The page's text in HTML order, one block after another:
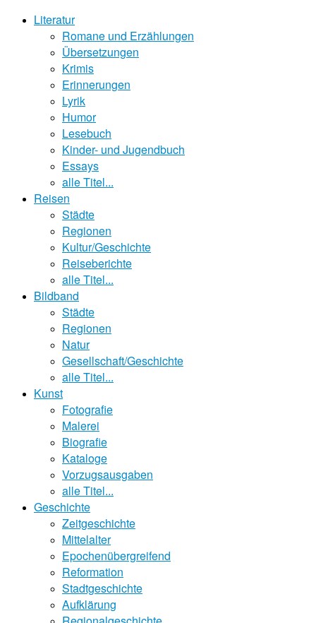
Literatur
Romane und Erzählungen
Übersetzungen
Krimis
Erinnerungen
Lyrik
Humor
Lesebuch
Kinder- und Jugendbuch
Essays
alle Titel...
Reisen
Städte
Regionen
Kultur/Geschichte
Reiseberichte
alle Titel...
Bildband
Städte
Regionen
Natur
Gesellschaft/Geschichte
alle Titel...
Kunst
Fotografie
Malerei
Biografie
Kataloge
Vorzugsausgaben
alle Titel...
Geschichte
Zeitgeschichte
Mittelalter
Epochenübergreifend
Reformation
Stadtgeschichte
Aufklärung